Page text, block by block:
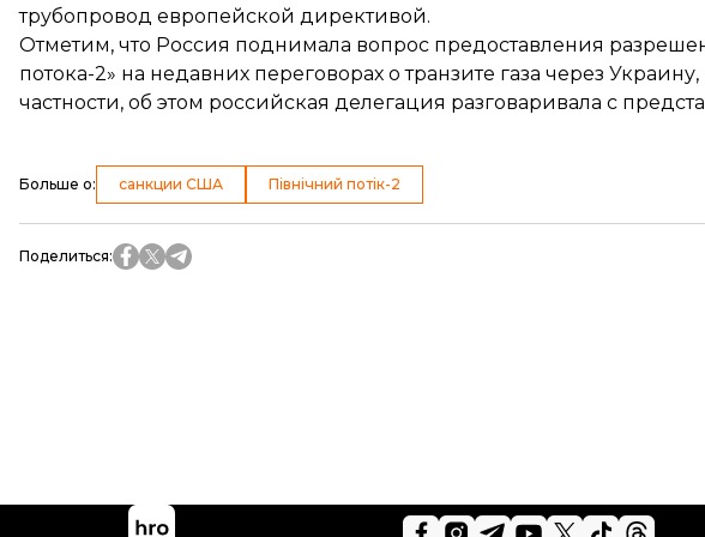
трубопровод европейской директивой.
Отметим, что Россия поднимала вопрос предоставления
потока-2» на недавних переговорах о транзите газа через
частности, об этом российская делегация разговаривала с
Больше о: санкции США Північний потік-2
Поделиться: